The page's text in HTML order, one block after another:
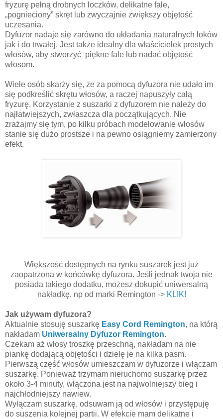
fryzurę pełną drobnych loczków, delikatne fale,
„pognieciony” skręt lub zwyczajnie zwiększy objętość
uczesania.
Dyfuzor nadaje się zarówno do układania naturalnych loków
jak i do trwałej. Jest także idealny dla właścicielek prostych
włosów, aby stworzyć piękne fale lub nadać objętość
włosom.
Wiele osób skarży się, że za pomocą dyfuzora nie udało im
się podkreślić skrętu włosów, a raczej napuszyły całą
fryzurę. Korzystanie z suszarki z dyfuzorem nie należy do
najłatwiejszych, zwłaszcza dla początkujących. Nie
zrażajmy się tym, po kilku próbach modelowanie włosów
stanie się dużo prostsze i na pewno osiągniemy zamierzony
efekt.
Większość dostępnych na rynku suszarek jest już
zaopatrzona w końcówkę dyfuzora. Jeśli jednak twoja nie
posiada takiego dodatku, możesz dokupić uniwersalną
nakładkę, np od marki Remington -> KLIK!
Jak używam dyfuzora?
Aktualnie stosuję suszarkę Easy Cord Remington, na którą
nakładam Uniwersalny Dyfuzor Remington.
Czekam aż włosy troszkę przeschną, nakładam na nie
piankę dodającą objętości i dzielę je na kilka pasm.
Pierwszą część włosów umieszczam w dyfuzorze i włączam
suszarkę. Ponieważ trzymam nieruchomo suszarkę przez
około 3-4 minuty, włączona jest na najwolniejszy bieg i
najchłodniejszy nawiew.
Wyłączam suszarkę, odsuwam ją od włosów i przystępuję
do suszenia kolejnej partii. W efekcie mam delikatne i